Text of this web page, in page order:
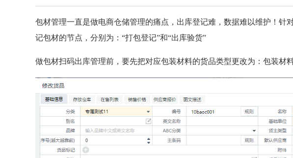
包材管理一直是做电商仓储管理的痛点，出库登记难，数据难以维护！针
记包材的节点，分别为：“打包登记”和“出库验货”
做包材扫码出库管理前，要先把对应包装材料的货品类型更改为：包装材